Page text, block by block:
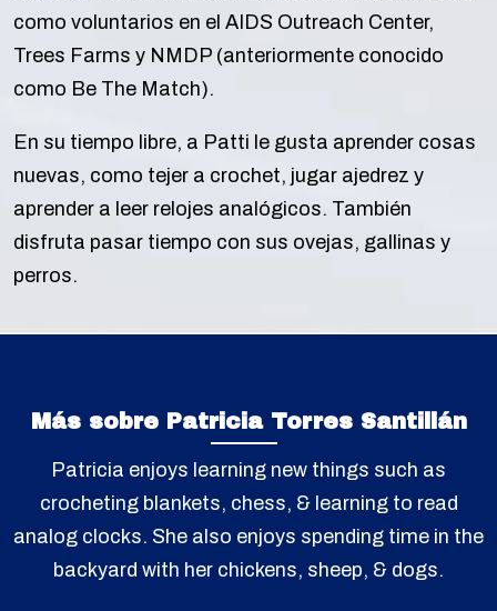
como voluntarios en el AIDS Outreach Center,
Trees Farms y NMDP (anteriormente conocido
como Be The Match).
En su tiempo libre, a Patti le gusta aprender cosas
nuevas, como tejer a crochet, jugar ajedrez y
aprender a leer relojes analógicos. También
disfruta pasar tiempo con sus ovejas, gallinas y
perros.
Más sobre Patricia Torres Santillán
Patricia enjoys learning new things such as
crocheting blankets, chess, & learning to read
analog clocks. She also enjoys spending time in the
backyard with her chickens, sheep, & dogs.